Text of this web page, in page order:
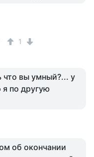
1
что вы умный?... у
я по другую
об окончании